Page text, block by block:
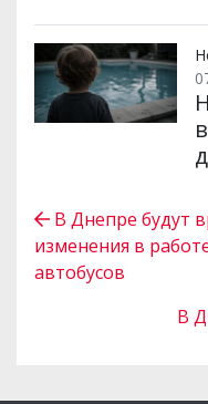
В Днепре будут
изменения в
автобусов
В